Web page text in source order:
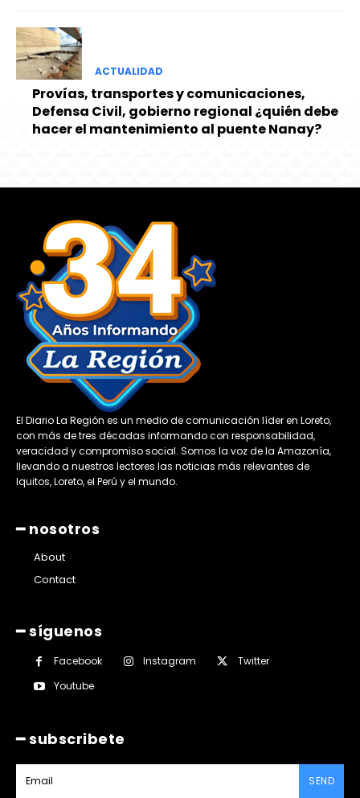
ACTUALIDAD
Provías, transportes y comunicaciones,
Defensa Civil, gobierno regional ¿quién debe
hacer el mantenimiento al puente Nanay?
El Diario La Región es un medio de comunicación líder en Loreto,
con más de tres décadas informando con responsabilidad,
veracidad y compromiso social. Somos la voz de la Amazonía,
llevando a nuestros lectores las noticias más relevantes de
Iquitos, Loreto, el Perú y el mundo.
━ nosotros
About
Contact
━ síguenos
Facebook Instagram
Twitter
Youtube
━ subscribete
SEND